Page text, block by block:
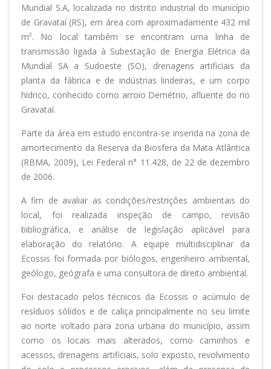
Mundial S.A, localizada no distrito industrial do município
de Gravataí (RS), em área com aproximadamente 432 mil
m². No local também se encontram uma linha de
transmissão ligada à Subestação de Energia Elétrica da
Mundial SA a Sudoeste (SO), drenagens artificiais da
planta da fábrica e de indústrias lindeiras, e um corpo
hídrico, conhecido como arroio Demétrio, afluente do rio
Gravataí.
Parte da área em estudo encontra-se inserida na zona de
amortecimento da Reserva da Biosfera da Mata Atlântica
(RBMA, 2009), Lei Federal n° 11.428, de 22 de dezembro
de 2006.
A fim de avaliar as condições/restrições ambientais do
local, foi realizada inspeção de campo, revisão
bibliográfica, e análise de legislação aplicável para
elaboração do relatório. A equipe multidisciplinar da
Ecossis foi formada por biólogos, engenheiro ambiental,
geólogo, geógrafa e uma consultora de direito ambiental.
Foi destacado pelos técnicos da Ecossis o acúmulo de
resíduos sólidos e de caliça principalmente no seu limite
ao norte voltado para zona urbana do município, assim
como os locais mais alterados, como caminhos e
acessos, drenagens artificiais, solo exposto, revolvimento